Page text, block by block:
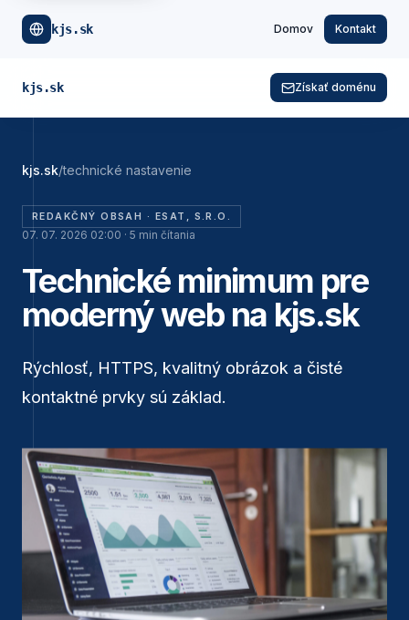
kjs.sk Domov Kontakt
kjs.sk Získať doménu
kjs.sk/technické nastavenie
REDAKČNÝ OBSAH · ESAT, S.R.O.
07. 07. 2026 02:00 · 5 min čítania
Technické minimum pre
moderný web na kjs.sk
Rýchlosť, HTTPS, kvalitný obrázok a čisté
kontaktné prvky sú základ.